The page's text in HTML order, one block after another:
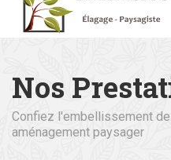
Nos
Confiez l'embellissement
aménagement paysager